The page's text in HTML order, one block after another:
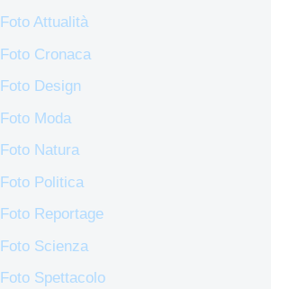
Foto Attualità
Foto Cronaca
Foto Design
Foto Moda
Foto Natura
Foto Politica
Foto Reportage
Foto Scienza
Foto Spettacolo